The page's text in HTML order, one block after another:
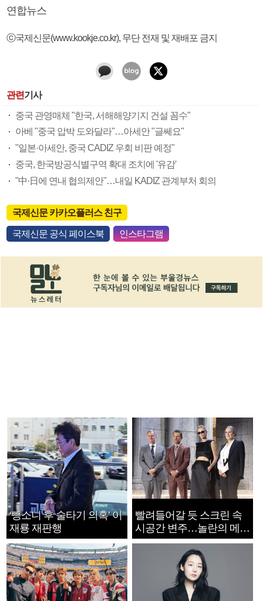
연합뉴스
ⓒ국제신문(www.kookje.co.kr), 무단 전재 및 재배포 금지
관련기사
중국 관영매체 "한국, 서해해양기지 건설 꼼수"
아베 "중국 압박 도와달라"…아세안 "글쎄요"
"일본·아세안, 중국 CADIZ 우회 비판 예정"
중국, 한국방공식별구역 확대 조치에 '유감'
"中·日에 연내 협의제안"…내일 KADIZ 관계부처 회의
국제신문 카카오플러스 친구
국제신문 공식 페이스북 인스타그램
‘뺑소니 후 술타기 의혹’ 이
재룡 재판행
빨려들어갈 듯 스크린 속
시공간 변주…놀란의 메시
지는 ‘전쟁 속죄’